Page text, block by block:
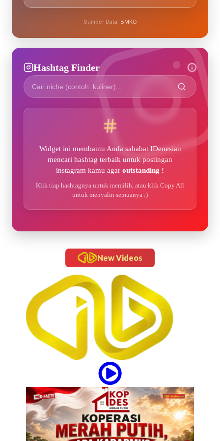
Sumber Data: BMKG
Hashtag Finder
Widget ini membantu Anda sahabat IDenesian
mencari hashtag terbaik untuk postingan
instagram kamu agar outstanding !
Klik tiap hashtagnya untuk memilih, atau klik Copy All
untuk menyalin semuanya :)
New Videos